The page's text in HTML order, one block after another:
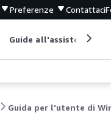
Preferenze Contattaci
Guide all'assistenza